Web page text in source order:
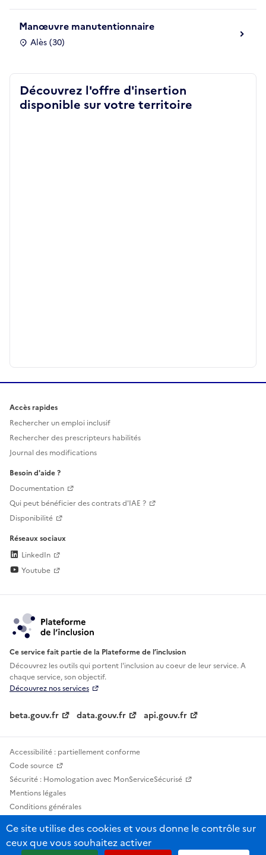
Manœuvre manutentionnaire
Alès (30)
Découvrez l'offre d'insertion
disponible sur votre territoire
Accès rapides
Rechercher un emploi inclusif
Rechercher des prescripteurs habilités
Journal des modifications
Besoin d'aide ?
Documentation
Qui peut bénéficier des contrats d'IAE ?
Disponibilité
Réseaux sociaux
LinkedIn
Youtube
Ce service fait partie de la Plateforme de l’inclusion
Découvrez les outils qui portent l'inclusion aucoeur de leur service. A
chaque service, son objectif.
Découvrez nos services
beta.gouv.fr data.gouv.fr api.gouv.fr
Accessibilité : partiellement conforme
Code source
Sécurité : Homologation avec MonServiceSécurisé
Mentions légales
Conditions générales
Statistiques, lexiques et indicateurs
Sauf mention contraire, tous les contenus de ce site sont sous licence
Ce site utilise des cookies et vous donne le contrôle sur
ceux que vous souhaitez activer